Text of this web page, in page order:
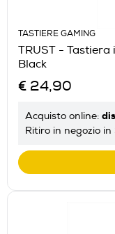
TASTIERE GAMING
TRUST -
Black
€ 24,90
Acquisto online:
Ritiro in negozio